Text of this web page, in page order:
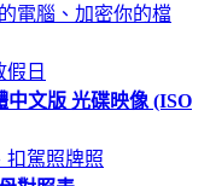
電腦、加密你的檔
假日
中文版 光碟映像 (ISO
扣駕照牌照